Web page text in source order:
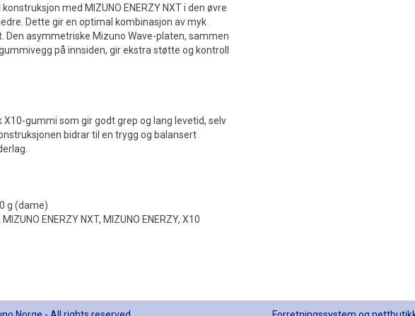
med MIZUNO ENERZY NXT i den øvre
Dette gir en optimal kombinasjon av myk
Den asymmetriske Mizuno Wave-platen, sammen
på innsiden, gir ekstra støtte og kontroll
gummi som gir godt grep og lang levetid, selv
bidrar til en trygg og balansert
g (dame)
ENERZY NXT, MIZUNO ENERZY, X10